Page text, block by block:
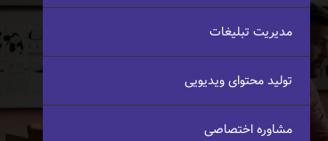
مدیریت تبلیغات
تولید محتوای ویدیویی
مشاوره اختصاصی